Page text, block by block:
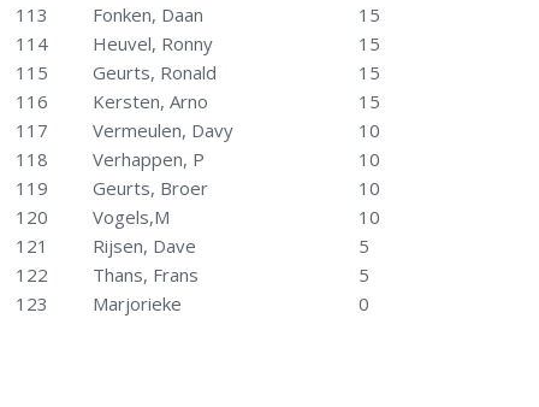
113
Fonken, Daan
15
114
Heuvel, Ronny
15
115
Geurts, Ronald
15
116
Kersten, Arno
15
117
Vermeulen, Davy
10
118
Verhappen, P
10
119
Geurts, Broer
10
120
Vogels,M
10
121
Rijsen, Dave
5
122
Thans, Frans
5
123
Marjorieke 0